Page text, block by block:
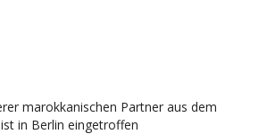
marokkanischen Partner aus dem
in Berlin eingetroffen